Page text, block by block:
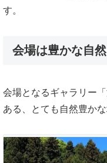
す。
会場は豊かな自
会場となるギャラリー
ある、とても自然豊かな